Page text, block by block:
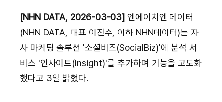
[NHN DATA, 2026-03-03] 엔에이치엔 데이터
(NHN DATA, 대표 이진수, 이하 NHN데이터)는 자
사 마케팅 솔루션 '소셜비즈(SocialBiz)'에 분석 서
비스 '인사이트(Insight)'를 추가하며 기능을 고도화
했다고 3일 밝혔다.